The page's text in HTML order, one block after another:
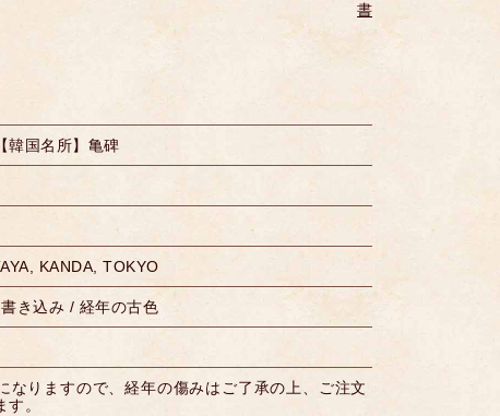
書
国名所】亀碑
KANDA, TOKYO
き込み / 経年の古色
なりますので、経年の傷みはご了承の上、ご注文
。